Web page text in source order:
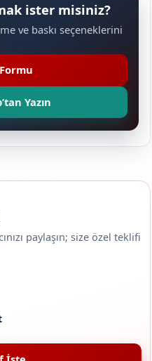
ister misiniz?
ve baskı seçeneklerini
Yazın
paylaşın; size özel teklifi